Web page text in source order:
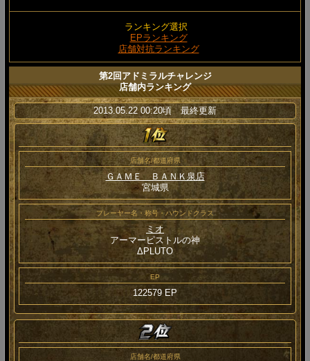
ランキング選択
EPランキング
店舗対抗ランキング
第2回アドミラルチャレンジ
店舗内ランキング
2013.05.22 00:20頃 最終更新
店舗名/都道府県
ＧＡＭＥ ＢＡＮＫ泉店
宮城県
プレーヤー名・称号・ハウンドクラス
ミオ
アーマーピストルの神
ΔPLUTO
EP
122579 EP
店舗名/都道府県